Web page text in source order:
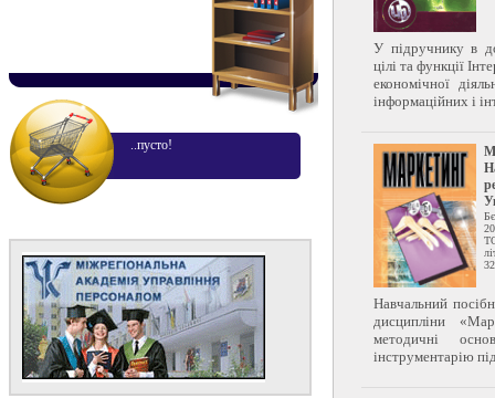
..пусто!
У підручнику в
цілі та функції
економічної
інформаційних і
Навчальний
дисципліни
методичні
інструментарію